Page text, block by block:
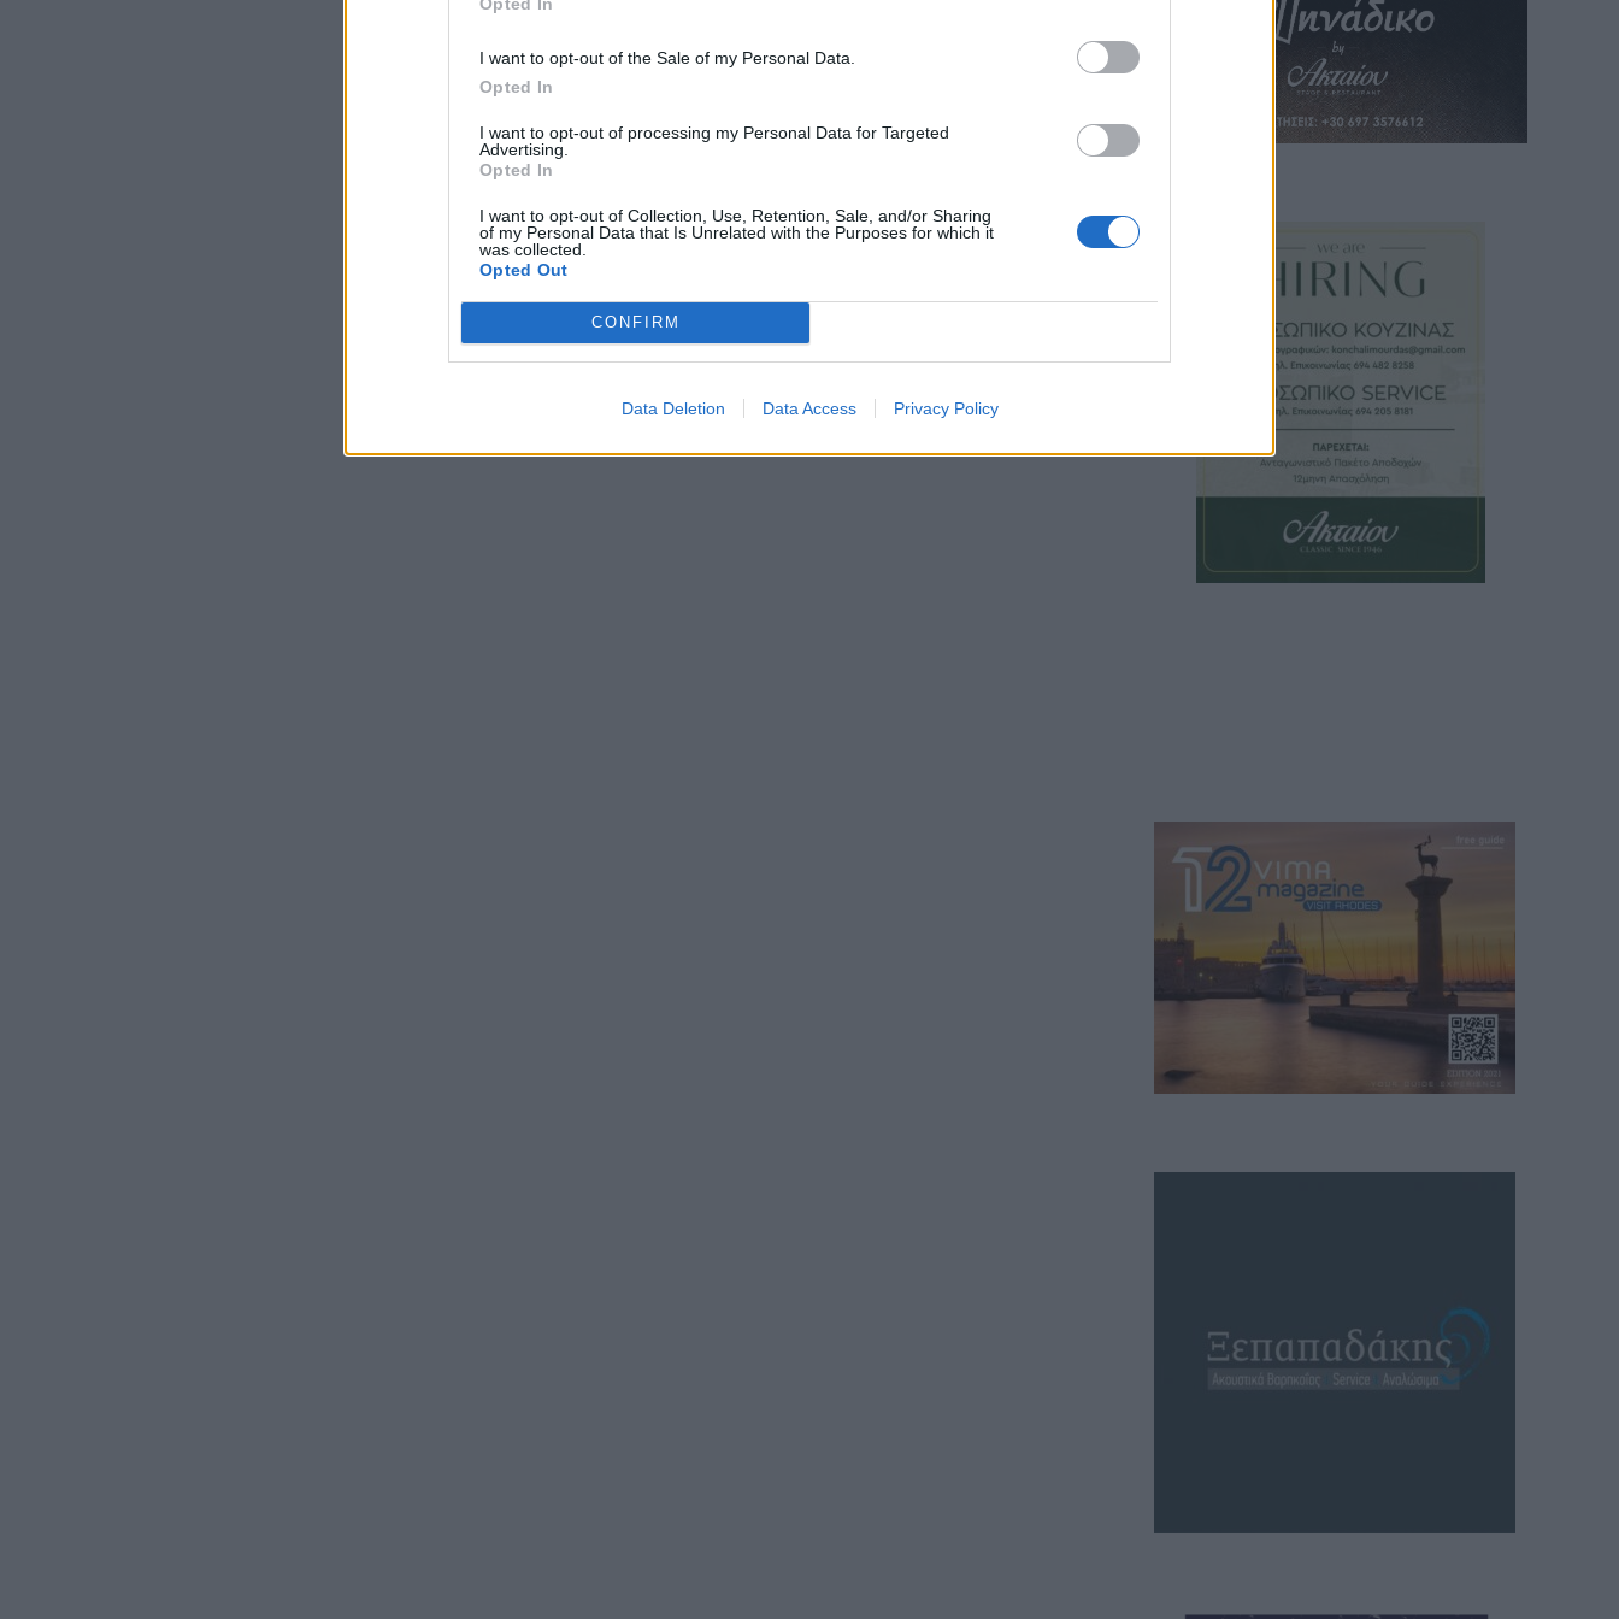
I want to opt-out of the Sale of my Personal Data.
Opted In
I want to opt-out of processing my Personal Data for Targeted
Advertising.
Opted In
I want to opt-out of Collection, Use, Retention, Sale, and/or Sharing
of my Personal Data that Is Unrelated with the Purposes for which it
was collected.
Opted Out
CONFIRM
Data Deletion Data Access Privacy Policy
5,3 Ρίχτερ ήταν ο κύριος σεισμός